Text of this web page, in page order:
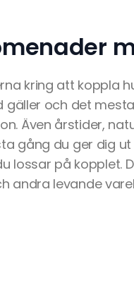
kring att koppla
gäller och det
Även årstider,
gång du ger dig
lossar på kopplet.
andra levande